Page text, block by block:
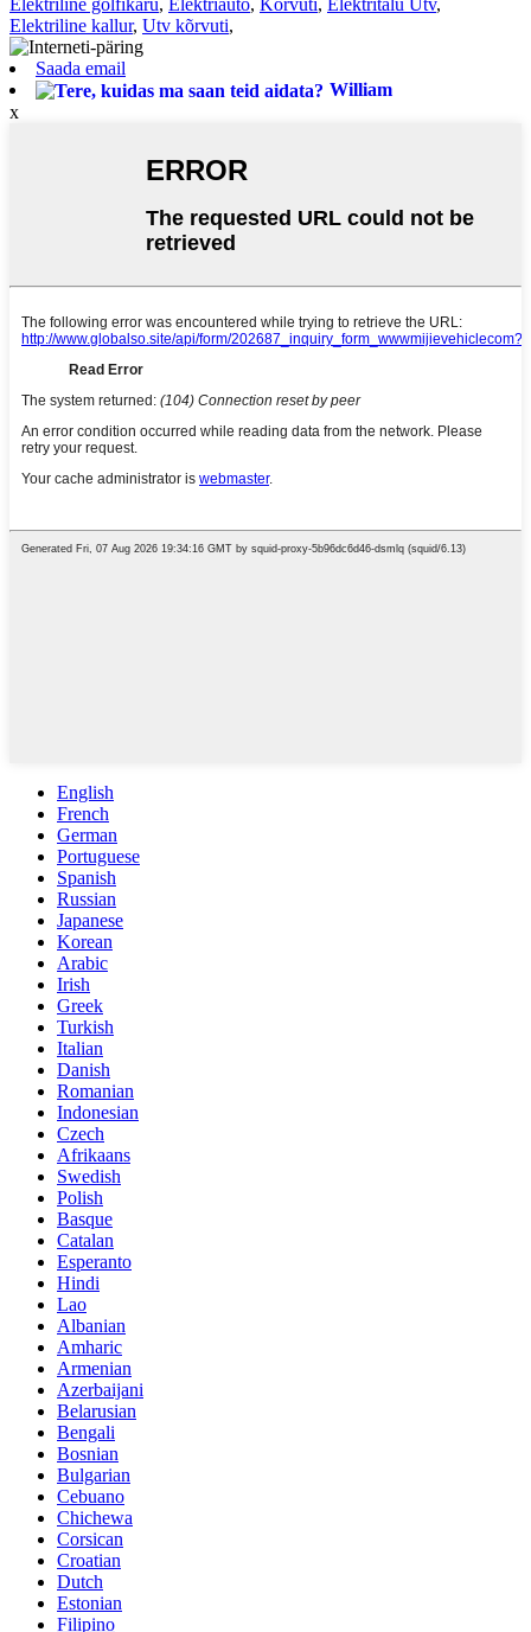
Elektriline kallur, Utv kõrvuti,
Saada email
William
x
English
French
German
Portuguese
Spanish
Russian
Japanese
Korean
Arabic
Irish
Greek
Turkish
Italian
Danish
Romanian
Indonesian
Czech
Afrikaans
Swedish
Polish
Basque
Catalan
Esperanto
Hindi
Lao
Albanian
Amharic
Armenian
Azerbaijani
Belarusian
Bengali
Bosnian
Bulgarian
Cebuano
Chichewa
Corsican
Croatian
Dutch
Estonian
Filipino